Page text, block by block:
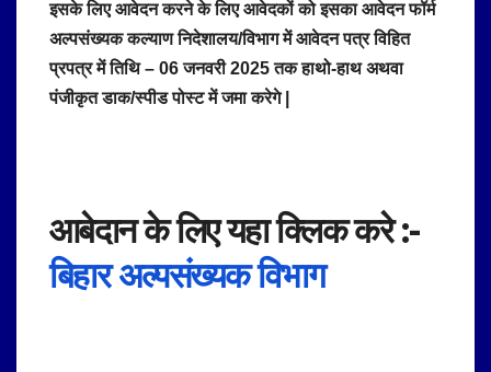
इसके लिए आवेदन करने के लिए आवेदकों को इसका आवेदन फॉर्म
अल्पसंख्यक कल्याण निदेशालय/विभाग में आवेदन पत्र विहित
प्रपत्र में तिथि – 06 जनवरी 2025 तक हाथो-हाथ अथवा
पंजीकृत डाक/स्पीड पोस्ट में जमा करेगे |
आबेदान के लिए यहा क्लिक करे:-
बिहारअल्पसंख्यक विभाग